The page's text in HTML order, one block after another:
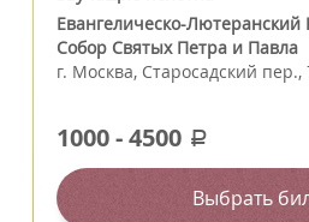
Евангелическо-
Собор Святых Петра и Павла
г. Москва, Старосадский пер.,
1000-4500 a
Выбрать